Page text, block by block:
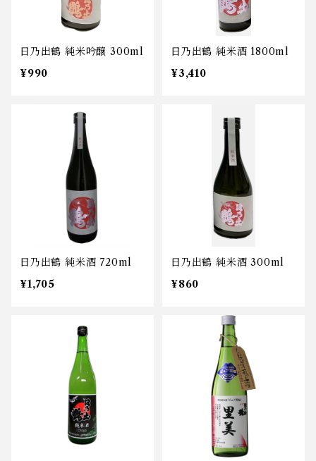
日乃出鶴 純米吟醸 300ml
¥990
日乃出鶴 純米酒 1800ml
¥3,410
日乃出鶴 純米酒 720ml
¥1,705
日乃出鶴 純米酒 300ml
¥860